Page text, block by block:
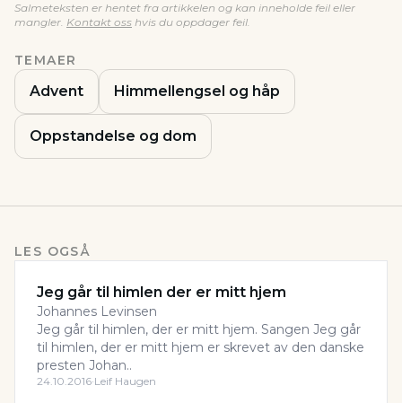
Salmeteksten er hentet fra artikkelen og kan inneholde feil eller
mangler. Kontakt oss hvis du oppdager feil.
TEMAER
Advent Himmellengsel og håp
Oppstandelse og dom
LES OGSÅ
Jeg går til himlen der er mitt hjem
Johannes Levinsen
Jeg går til himlen, der er mitt hjem. Sangen Jeg går
til himlen, der er mitt hjem er skrevet av den danske
presten Johan..
24.10.2016·Leif Haugen